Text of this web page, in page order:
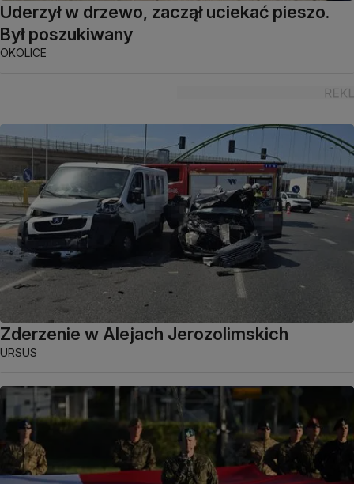
Uderzył w drzewo, zaczął uciekać pieszo.
Był poszukiwany
OKOLICE
Zderzenie w Alejach Jerozolimskich
URSUS